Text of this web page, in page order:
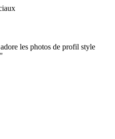
les photos de profil style
"